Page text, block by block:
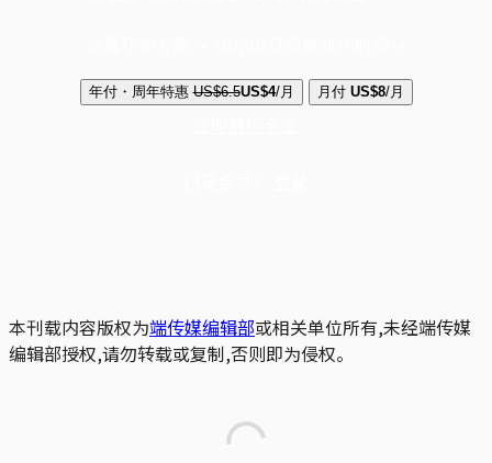
年付・周年特惠 US$6.5US$4/月 月付 US$8/月
本刊载内容版权为端传媒编辑部或相关单位所有,未经端传媒
编辑部授权,请勿转载或复制,否则即为侵权。